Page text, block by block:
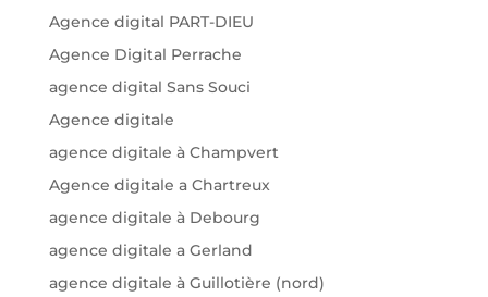
Agence digital PART-DIEU
Agence Digital Perrache
agence digital Sans Souci
Agence digitale
agence digitale à Champvert
Agence digitale a Chartreux
agence digitale à Debourg
agence digitale a Gerland
agence digitale à Guillotière (nord)